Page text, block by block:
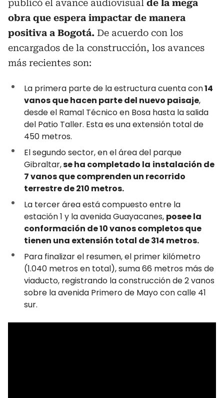
publicó el avance audiovisual de la mega
obra que espera impactar de manera
positiva a Bogotá. De acuerdo con los
encargados de la construcción, los avances
más recientes son:
La primera parte de la estructura cuenta con14
vanos que hacen parte del nuevo paisaje,
desde el Ramal Técnico en Bosa hasta la salida
del Patio Taller. Esta es una extensión total de
450 metros.
El segundo sector, en el área del parque
Gibraltar,se ha completado la instalación de
7 vanos que comprenden un recorrido
terrestre de 210 metros.
La tercer área está compuesto entre la
estación 1 y la avenida Guayacanes, posee la
conformación de 10 vanos completos que
tienen una extensión total de 314 metros.
Para finalizar el resumen, el primer kilómetro
(1.040 metros en total), suma 66 metros más de
viaducto, registrando la construcción de 2 vanos
sobre la avenida Primero de Mayo con calle 41
sur.